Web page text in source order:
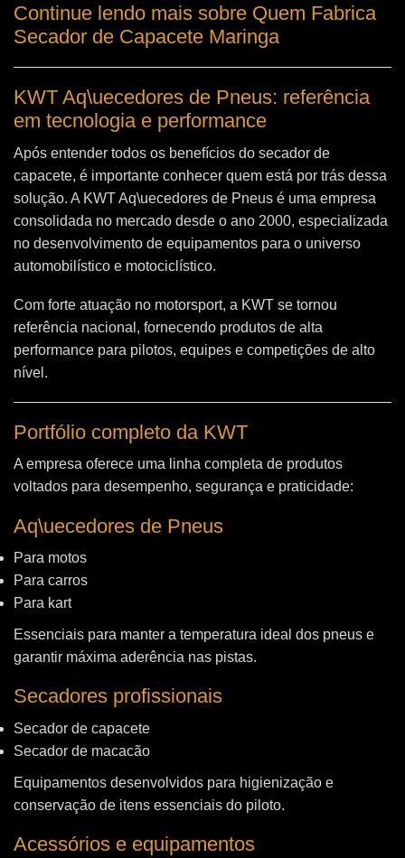
Continue lendo mais sobre Quem Fabrica
Secador de Capacete Maringa
KWT Aq\uecedores de Pneus: referência
em tecnologia e performance
Após entender todos os benefícios do secador de
capacete, é importante conhecer quem está por trás dessa
solução. A KWT Aq\uecedores de Pneus é uma empresa
consolidada no mercado desde o ano 2000, especializada
no desenvolvimento de equipamentos para o universo
automobilístico e motociclístico.
Com forte atuação no motorsport, a KWT se tornou
referência nacional, fornecendo produtos de alta
performance para pilotos, equipes e competições de alto
nível.
Portfólio completo da KWT
A empresa oferece uma linha completa de produtos
voltados para desempenho, segurança e praticidade:
Aq\uecedores de Pneus
Para motos
Para carros
Para kart
Essenciais para manter a temperatura ideal dos pneus e
garantir máxima aderência nas pistas.
Secadores profissionais
Secador de capacete
Secador de macacão
Equipamentos desenvolvidos para higienização e
conservação de itens essenciais do piloto.
Acessórios e equipamentos